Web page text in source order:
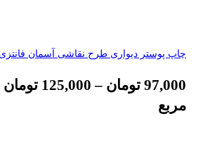
چاپ پوستر دیواری طرح نقاشی آسمان فانتزی کد
97,000 تومان –
125,000 تومان
مربع